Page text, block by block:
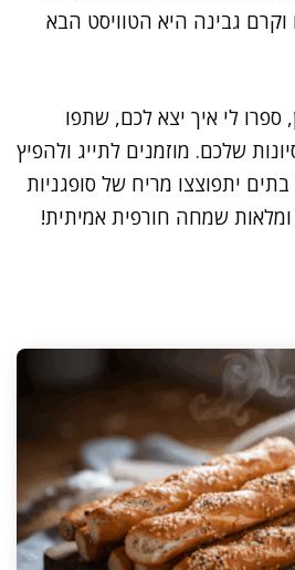
וקרם גבינה היא הטוויסט הבא
לי איך יצא לכם, שתפו
שלכם. מוזמנים לתייג ולהפיץ
יתפוצצו מריח של סופגניות
שמחה חורפית אמיתית!